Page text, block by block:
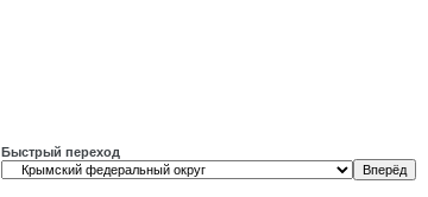
Быстрый переход